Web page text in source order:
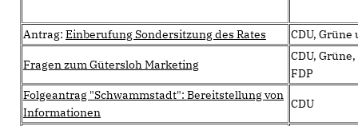
Antrag: Einberufung Sondersitzung des Rates CDU, Grüne
Fragen zum Gütersloh Marketing
CDU, Grüne,
FDP
Folgeantrag "Schwammstadt": Bereitstellung von
Informationen
CDU